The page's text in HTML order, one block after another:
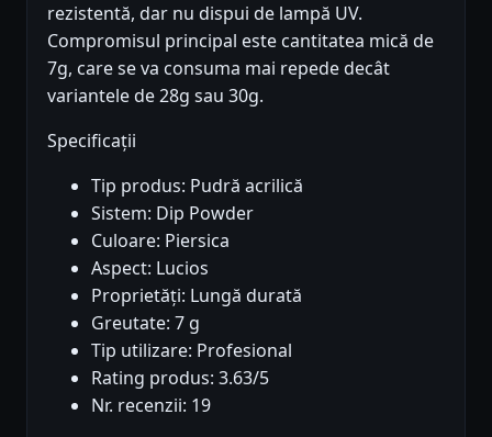
rezistentă, dar nu dispui de lampă UV.
Compromisul principal este cantitatea mică de
7g, care se va consuma mai repede decât
variantele de 28g sau 30g.
Specificații
Tip produs: Pudră acrilică
Sistem: Dip Powder
Culoare: Piersica
Aspect: Lucios
Proprietăți: Lungă durată
Greutate: 7 g
Tip utilizare: Profesional
Rating produs: 3.63/5
Nr. recenzii: 19